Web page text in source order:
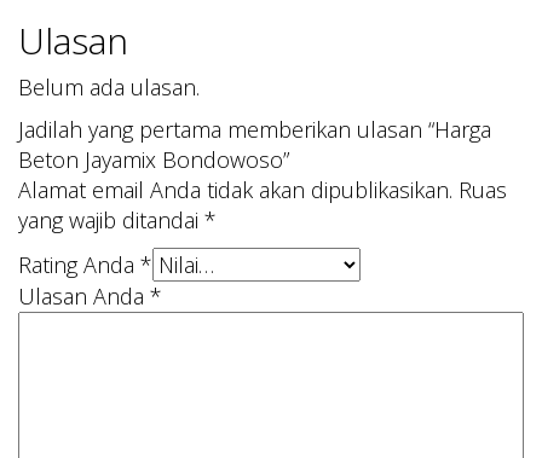
Ulasan
Belum ada ulasan.
Jadilah yang pertama memberikan ulasan “Harga
Beton Jayamix Bondowoso”
Alamat email Anda tidak akan dipublikasikan. Ruas
yang wajib ditandai *
Rating Anda *
Ulasan Anda *